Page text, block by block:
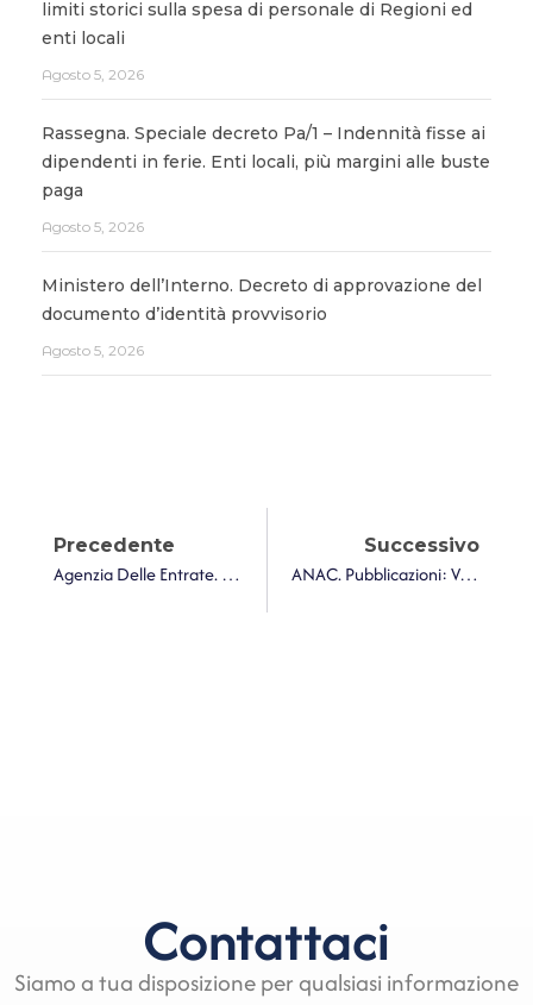
limiti storici sulla spesa di personale di Regioni ed
enti locali
Agosto 5, 2026
Rassegna. Speciale decreto Pa/1 – Indennità fisse ai
dipendenti in ferie. Enti locali, più margini alle buste
paga
Agosto 5, 2026
Ministero dell’Interno. Decreto di approvazione del
documento d’identità provvisorio
Agosto 5, 2026
Precedente
Agenzia Delle Entrate. Iva E Imposta Di Registro – Trattamento Fiscale Applicabile Alle Cessioni Di Immobili Poste In Essere Da Un Comune Nei Confronti Di Un Concessionario Nell’ambito Di Una Più Ampia Operazione Di Permuta
Successivo
ANAC. Pubblicazioni: Vademecum Per Gli Affidamenti Diretti Di Lavori, Servizi E Forniture
Contattaci
Siamo a tua disposizione per qualsiasi informazione